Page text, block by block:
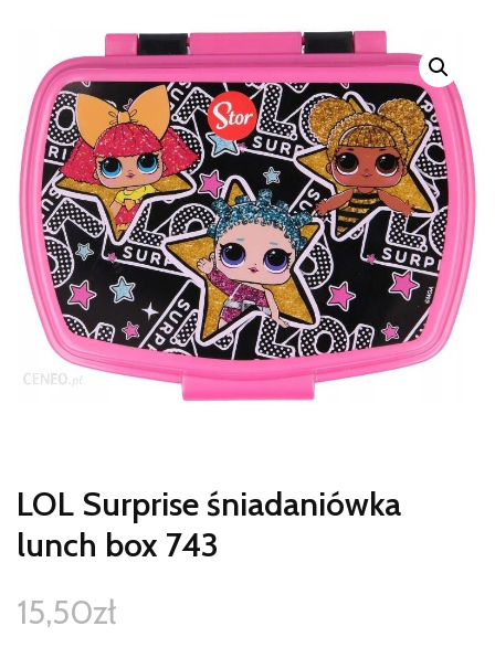
LOL Surprise śniadaniówka
lunch box 743
15,50zł